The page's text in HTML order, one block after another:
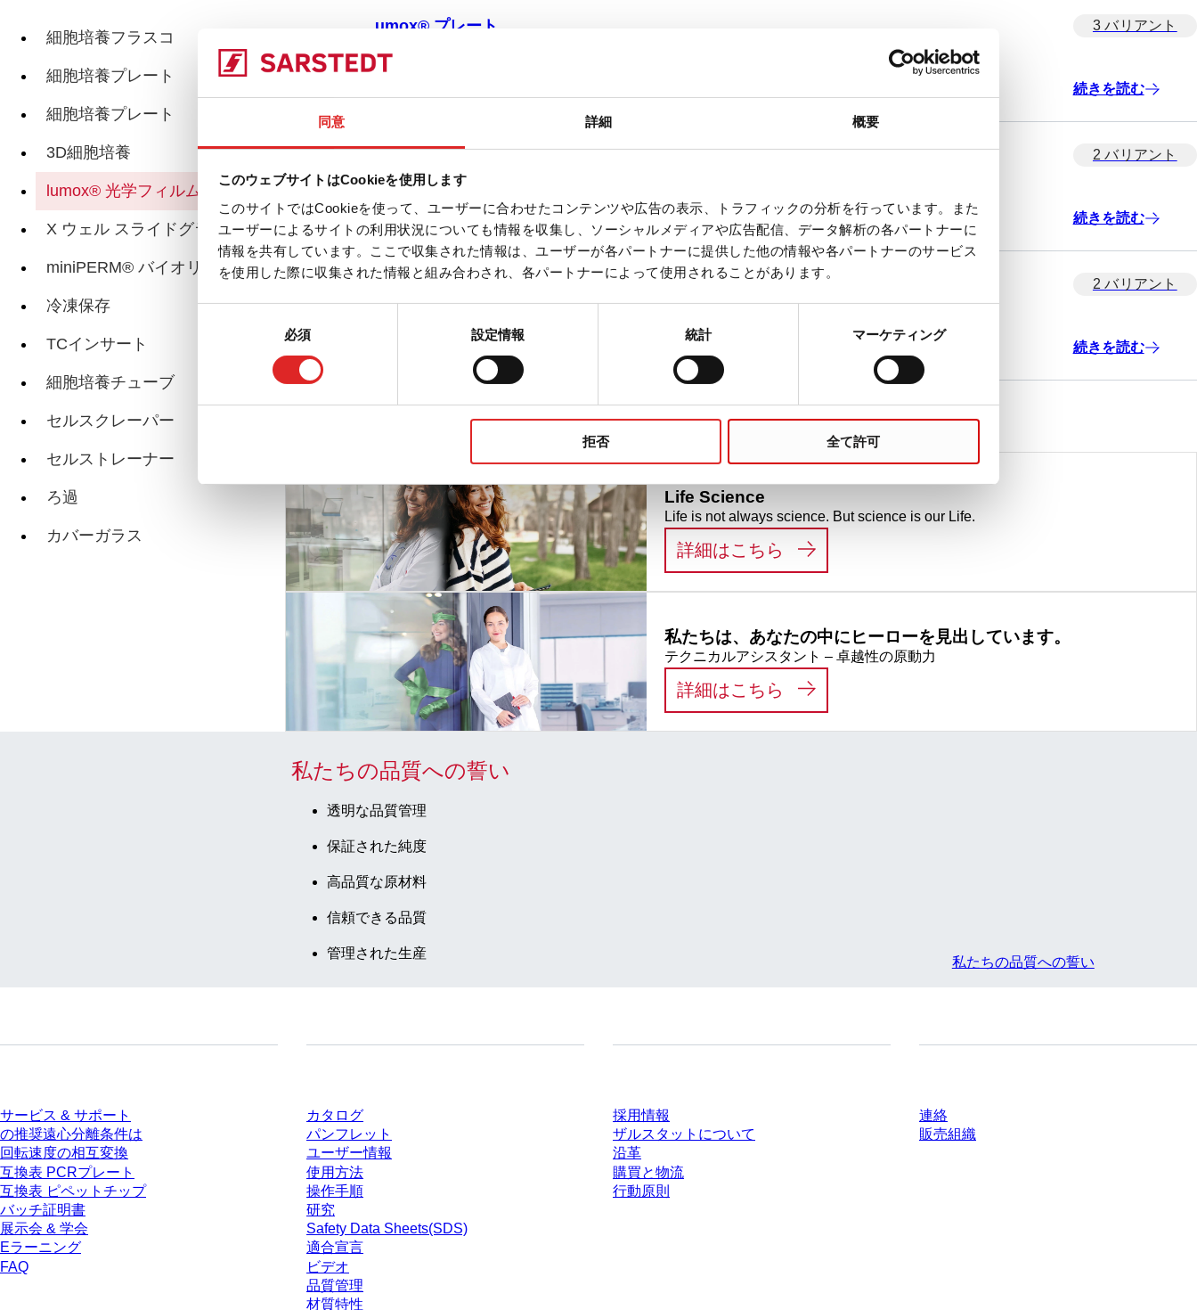
同意 詳細 概要
このウェブサイトはCookieを使用します
このサイトではCookieを使って、ユーザーに合わせたコンテンツや広告の表示、トラフィックの分析を行っています。また
ユーザーによるサイトの利用状況についても情報を収集し、ソーシャルメディアや広告配信、データ解析の各パートナーに
情報を共有しています。ここで収集された情報は、ユーザーが各パートナーに提供した他の情報や各パートナーのサービス
を使用した際に収集された情報と組み合わされ、各パートナーによって使用されることがあります。
必須 設定情報 統計 マーケティング
拒否 全て許可
細胞培養フラスコ
細胞培養プレート
細胞培養プレート
3D細胞培養
lumox® 光学フィルムベース
X ウェル スライドグラス
miniPERM® バイオリアクター
冷凍保存
TCインサート
細胞培養チューブ
セルスクレーパー
セルストレーナー
ろ過
カバーガラス
lumox® プレート 3 バリアント
続きを読む
lumox® シャーレ 2 バリアント
続きを読む
lumox® スライドグラス 2 バリアント
続きを読む
Life Science
Life is not always science. But science is our Life.
詳細はこちら LIFE SCIENCE
私たちは、あなたの中にヒーローを見出しています。
テクニカルアシスタント – 卓越性の原動力
詳細はこちら 私たちは、あなたの中にヒーローを見出していま
私たちの品質への誓い
透明な品質管理
保証された純度
高品質な原材料
信頼できる品質
管理された生産
私たちの品質への誓い
サービス & サポート
の推奨遠心分離条件は
回転速度の相互変換
互換表 PCRプレート
互換表 ピペットチップ
バッチ証明書
展示会 & 学会
Eラーニング
FAQ
カタログ
パンフレット
ユーザー情報
使用方法
操作手順
研究
Safety Data Sheets(SDS)
適合宣言
ビデオ
品質管理
材質特性
採用情報
ザルスタットについて
沿革
購買と物流
行動原則
連絡
販売組織